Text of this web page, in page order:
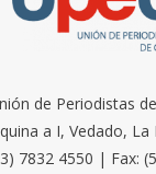
de Periodistas
a I, Vedado, La
7832 4550 | Fax: